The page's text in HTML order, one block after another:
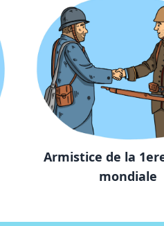
Armistice de la
mondiale